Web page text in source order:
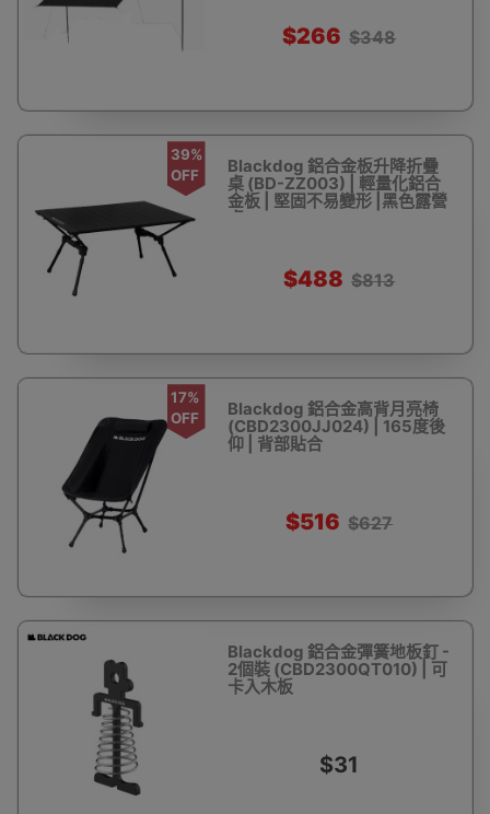
$266 $348
39%
OFF
Blackdog 鋁合金板升降折疊
桌 (BD-ZZ003) | 輕量化鋁合
金板 | 堅固不易變形 |黑色露營
桌
$488 $813
17%
OFF
Blackdog 鋁合金高背月亮椅
(CBD2300JJ024) | 165度後
仰 | 背部貼合
$516 $627
Blackdog 鋁合金彈簧地板釘 -
2個裝 (CBD2300QT010) | 可
卡入木板
$31